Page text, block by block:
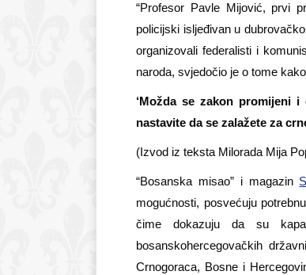
“Profesor Pavle Mijović, prvi
policijski isljeđivan u
organizovali federalisti i
naroda, svjedočio je o tome
‘Možda se zakon promijeni
nastavite da se zalažete za
(Izvod iz teksta Milorada Mija
“Bosanska misao” i magazin
mogućnosti, posvećuju
čime dokazuju da su
bosanskohercegovačkih
Crnogoraca, Bosne i